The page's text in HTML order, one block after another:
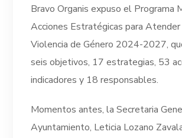
Bravo Organis expuso el Programa
Acciones Estratégicas para
Violencia de Género 2024-2027,
seis objetivos, 17 estrategias, 53
indicadores y 18 responsables.
Momentos antes, la Secretaria
Ayuntamiento, Leticia Lozano